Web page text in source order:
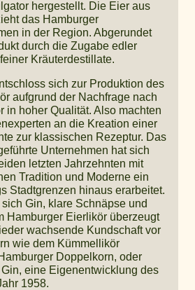
hergestellt. Die Eier aus
das Hamburger
in der Region. Abgerundet
durch die Zugabe edler
Kräuterdestillate.
sich zur Produktion des
aufgrund der Nachfrage nach
in hoher Qualität. Also machten
an die Kreation einer
zur klassischen Rezeptur. Das
Unternehmen hat sich
letzten Jahrzehnten mit
Tradition und Moderne ein
Stadtgrenzen hinaus erarbeitet.
Gin, klare Schnäpse und
Hamburger Eierlikör überzeugt
wachsende Kundschaft vor
wie dem Kümmellikör
Doppelkorn, oder
eine Eigenentwicklung des
1958.